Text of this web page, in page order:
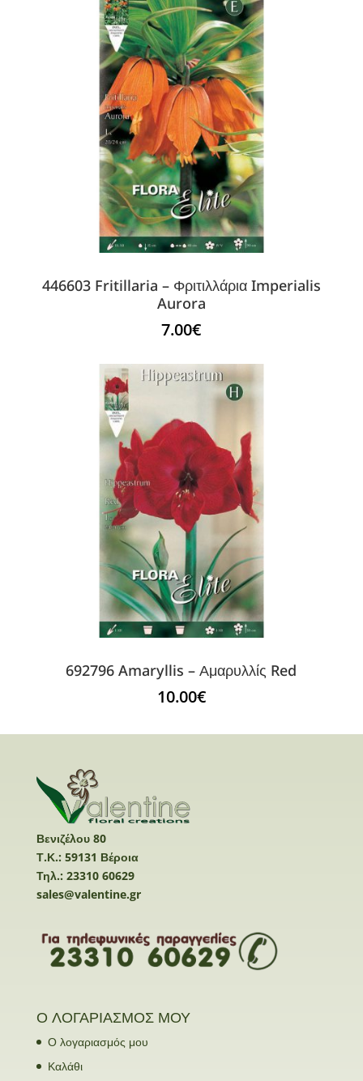
446603 Fritillaria – Φριτιλλάρια Imperialis
Aurora
7.00€
692796 Amaryllis – Αμαρυλλίς Red
10.00€
Βενιζέλου 80
Τ.Κ.: 59131 Βέροια
Τηλ.: 23310 60629
sales@valentine.gr
Ο ΛΟΓΑΡΙΑΣΜΟΣ ΜΟΥ
Ο λογαριασμός μου
Καλάθι